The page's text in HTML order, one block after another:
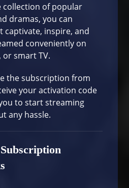
collection of popular
dramas, you can
captivate, inspire, and
conveniently on
smart TV.
the subscription from
your activation code
to start streaming
any hassle.